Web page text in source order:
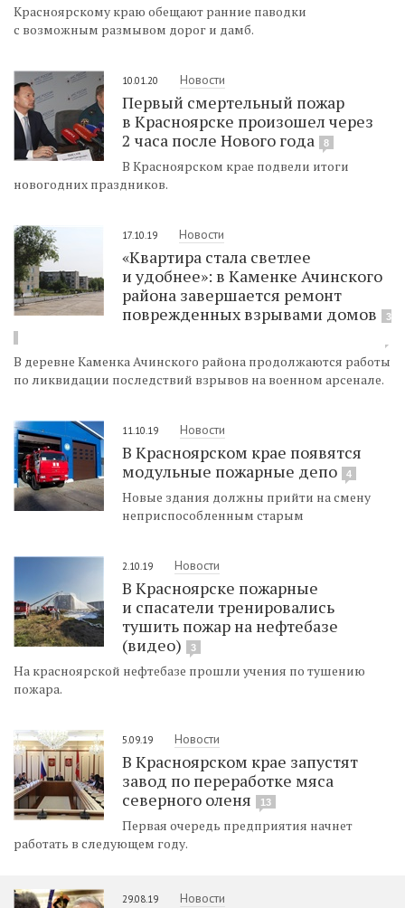
Красноярскому краю обещают ранние паводки
с возможным размывом дорог и дамб.
10.01.20 Новости
Первый смертельный пожар
в Красноярске произошел через
2 часа после Нового года
8
В Красноярском крае подвели итоги
новогодних праздников.
17.10.19 Новости
«Квартира стала светлее
и удобнее»: в Каменке Ачинского
района завершается ремонт
поврежденных взрывами домов
3
В деревне Каменка Ачинского района продолжаются работы
по ликвидации последствий взрывов на военном арсенале.
11.10.19 Новости
В Красноярском крае появятся
модульные пожарные депо
4
Новые здания должны прийти на смену
неприспособленным старым
2.10.19 Новости
В Красноярске пожарные
и спасатели тренировались
тушить пожар на нефтебазе
(видео)
3
На красноярской нефтебазе прошли учения по тушению
пожара.
5.09.19 Новости
В Красноярском крае запустят
завод по переработке мяса
северного оленя
13
Первая очередь предприятия начнет
работать в следующем году.
29.08.19 Новости